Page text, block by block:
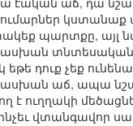
կստանաք
պարտքը, այլ
տնտեսական
եթե դուք չեք
աճ, ապա
է ուղղակի
վտանգավոր